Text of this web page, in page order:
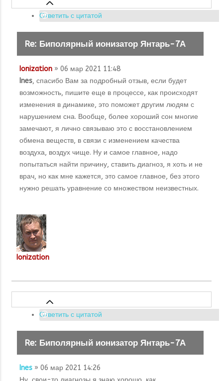
Ответить с цитатой
Re: Биполярный ионизатор Янтарь-7А
Ionization » 06 мар 2021 11:48
Ines, спасибо Вам за подробный отзыв, если будет
возможность, пишите еще в процессе, как происходят
изменения в динамике, это поможет другим людям с
нарушением сна. Вообще, более хороший сон многие
замечают, я лично связываю это с восстановлением
обмена веществ, в связи с изменением качества
воздуха, воздух чище. Ну и самое главное, надо
попытаться найти причину, ставить диагноз, я хоть и не
врач, но как мне кажется, это самое главное, без этого
нужно решать уравнение со множеством неизвестных.
Ionization
Ответить с цитатой
Re: Биполярный ионизатор Янтарь-7А
Ines » 06 мар 2021 14:26